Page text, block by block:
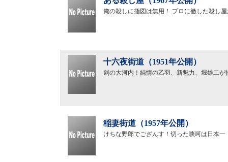
俺の殺しに指図は無用！ プロに徹した殺し
十六夜街道（1951年公開）
剣の大河内！純情の乙羽、新魅力、堀雄二が
稲妻街道（1957年公開）
けちな野郎でござんす！切った啖呵は日本